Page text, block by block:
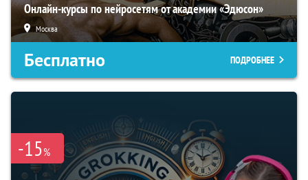
Онлайн-курсы по нейросетям от академии «Эдюсон»
Москва
Бесплатно ПОДРОБНЕЕ
-15%